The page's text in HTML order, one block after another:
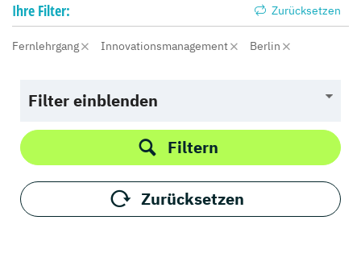
Ihre Filter: Zurücksetzen
Fernlehrgang Innovationsmanagement Berlin
Filter einblenden
Filtern
Zurücksetzen